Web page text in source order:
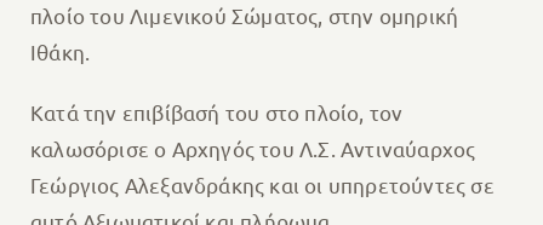
πλοίο του Λιμενικού Σώματος, στην ομηρική
Ιθάκη.
Κατά την επιβίβασή του στο πλοίο, τον
καλωσόρισε ο Αρχηγός του Λ.Σ. Αντιναύαρχος
Γεώργιος Αλεξανδράκης και οι υπηρετούντες σε